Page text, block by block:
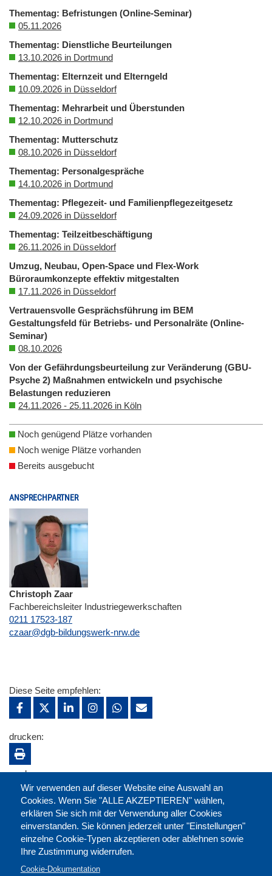
Thementag: Befristungen (Online-Seminar)
05.11.2026
Thementag: Dienstliche Beurteilungen
13.10.2026 in Dortmund
Thementag: Elternzeit und Elterngeld
10.09.2026 in Düsseldorf
Thementag: Mehrarbeit und Überstunden
12.10.2026 in Dortmund
Thementag: Mutterschutz
08.10.2026 in Düsseldorf
Thementag: Personalgespräche
14.10.2026 in Dortmund
Thementag: Pflegezeit- und Familienpflegezeitgesetz
24.09.2026 in Düsseldorf
Thementag: Teilzeitbeschäftigung
26.11.2026 in Düsseldorf
Umzug, Neubau, Open-Space und Flex-Work
Büroraumkonzepte effektiv mitgestalten
17.11.2026 in Düsseldorf
Vertrauensvolle Gesprächsführung im BEM
Gestaltungsfeld für Betriebs- und Personalräte (Online-
Seminar)
08.10.2026
Von der Gefährdungsbeurteilung zur Veränderung (GBU-
Psyche 2) Maßnahmen entwickeln und psychische
Belastungen reduzieren
24.11.2026 - 25.11.2026 in Köln
Noch genügend Plätze vorhanden
Noch wenige Plätze vorhanden
Bereits ausgebucht
Wir verwenden auf dieser Website eine Auswahl an
Cookies. Wenn Sie "ALLE AKZEPTIEREN" wählen,
erklären Sie sich mit der Verwendung aller Cookies
einverstanden. Sie können jederzeit unter "Einstellungen"
einzelne Cookie-Typen akzeptieren oder ablehnen sowie
Ihre Zustimmung widerrufen.
Cookie-Dokumentation
ANSPRECHPARTNER
Christoph Zaar
Fachbereichsleiter Industriegewerkschaften
0211 17523-187
E-Mail
czaar@dgb-bildungswerk-nrw.de
Diese Seite empfehlen:
drucken:
merken: